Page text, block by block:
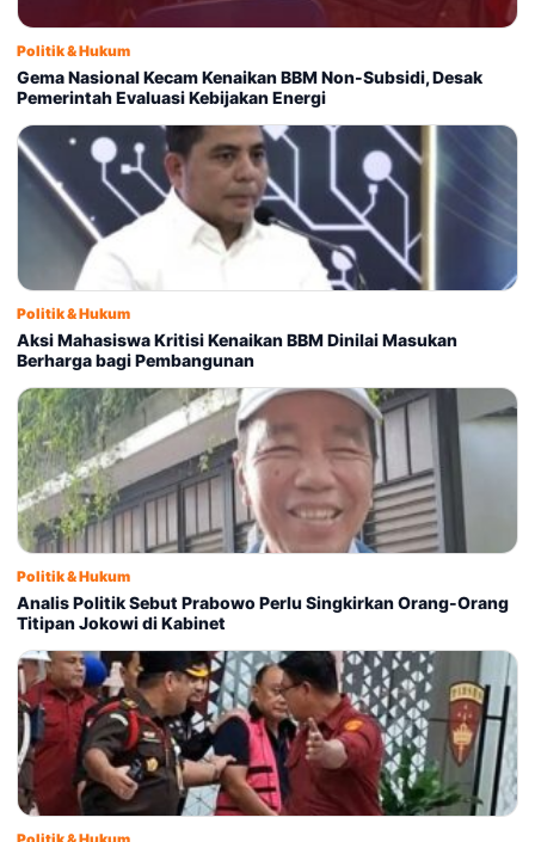
Politik & Hukum
Gema Nasional Kecam Kenaikan BBM Non-Subsidi, Desak
Pemerintah Evaluasi Kebijakan Energi
Politik & Hukum
Aksi Mahasiswa Kritisi Kenaikan BBM Dinilai Masukan
Berharga bagi Pembangunan
Politik & Hukum
Analis Politik Sebut Prabowo Perlu Singkirkan Orang-Orang
Titipan Jokowi di Kabinet